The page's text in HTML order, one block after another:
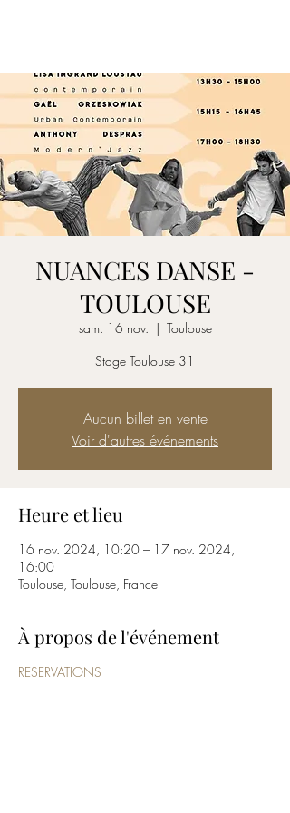
NUANCES DANSE -
TOULOUSE
sam. 16 nov.
  |
Toulouse
Aucun billet en vente
Voir d'autres événements
Heure et lieu
16 nov. 2024, 10:20 – 17 nov. 2024,
16:00
Toulouse, Toulouse, France
À propos de l'événement
RESERVATIONS